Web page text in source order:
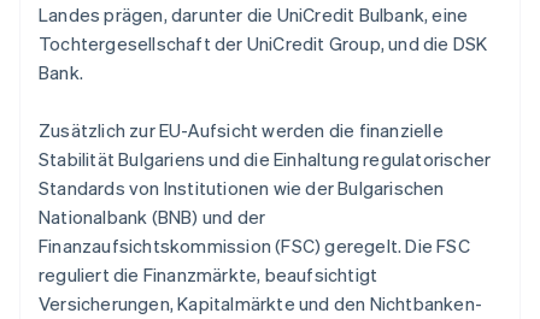
Landes prägen, darunter die UniCredit Bulbank, eine
Tochtergesellschaft der UniCredit Group, und die DSK
Bank.
Zusätzlich zur EU-Aufsicht werden die finanzielle
Stabilität Bulgariens und die Einhaltung regulatorischer
Standards von Institutionen wie der Bulgarischen
Nationalbank (BNB) und der
Finanzaufsichtskommission (FSC) geregelt. Die FSC
reguliert die Finanzmärkte, beaufsichtigt
Versicherungen, Kapitalmärkte und den Nichtbanken-